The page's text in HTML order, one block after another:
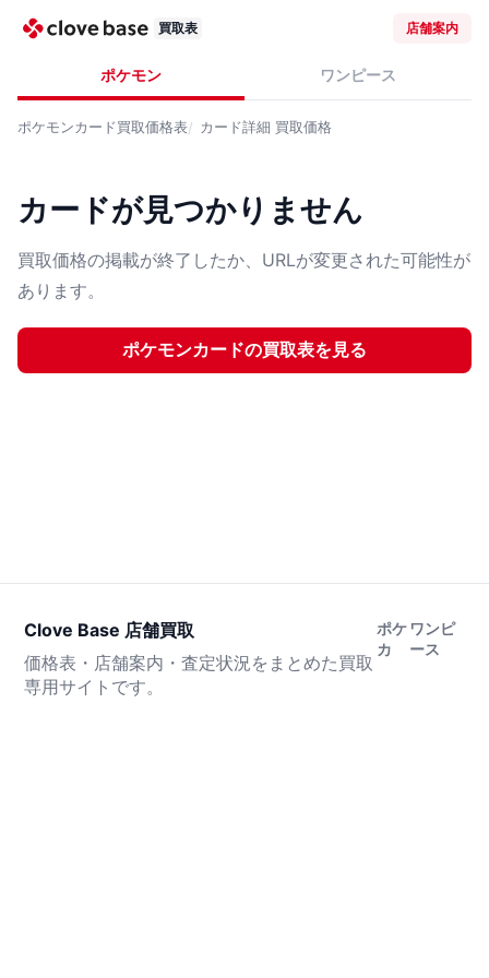
買取表 店舗案内
ポケモン ワンピース
ポケモンカード買取価格表 カード詳細 買取価格
カードが見つかりません
買取価格の掲載が終了したか、URLが変更された可能性が
あります。
ポケモンカードの買取表を見る
Clove Base 店舗買取
価格表・店舗案内・査定状況をまとめた買取
専用サイトです。
ポケ
カ
ワンピ
ース